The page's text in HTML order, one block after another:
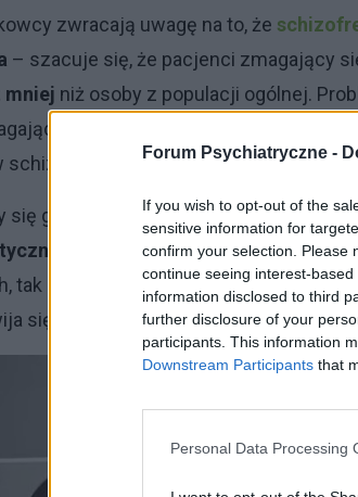
Forum Psychiatryczne -
If you wish to opt-out of the
sensitive information for
confirm your selection. Please
continue seeing interest-
information disclosed to third
further disclosure of your
participants. This information
Downstream Participants that
Personal Data Processing
zwracają uwagę na to, że
– szacuje się, że pacjenci zmagający
mniej niż osoby z populacji ogólnej.
zainteresowania – przede
schizofrenia może skracać czas
się głównie stosowanym w leczeniu
. Tak jak rzeczywiście mogą
tak i leki te mają pewne skutki
się
cukrzyca czy zaburzenia